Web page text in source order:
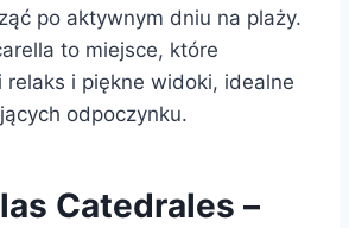
po aktywnym dniu na plaży.
to miejsce, które
relaks i piękne widoki, idealne
odpoczynku.
Catedrales –